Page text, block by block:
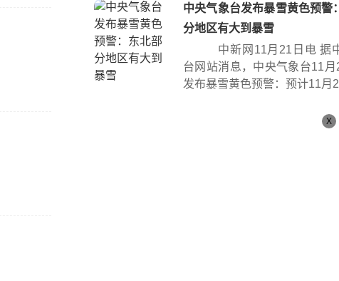
时...
中央气象台发布暴雪黄色预警
分地区有大到暴雪
中新网11月21日电 据
台网站消息，中央气象台11
发布暴雪黄色预警：预计11月
X